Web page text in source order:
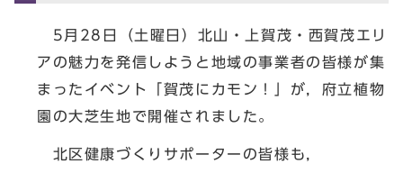
5月28日（土曜日）北山・上賀茂・西賀茂エリ
アの魅力を発信しようと地域の事業者の皆様が集
まったイベント「賀茂にカモン！」が，府立植物
園の大芝生地で開催されました。
北区健康づくりサポーターの皆様も，